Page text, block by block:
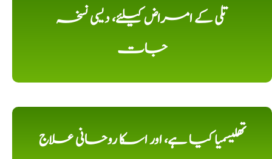
تلی کے امراض کیلئے، دیسی نسخہ
جات
تھلیسمیا کیا ہے، اور اسکا روحانی علاج